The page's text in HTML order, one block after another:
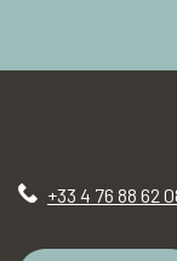
+33 4 76 88 62